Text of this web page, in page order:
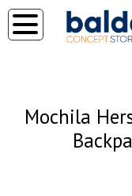
Mochila